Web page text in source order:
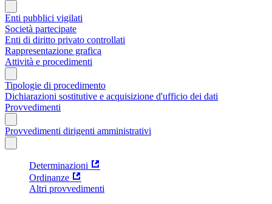
Enti pubblici vigilati
Società partecipate
Enti di diritto privato controllati
Rappresentazione grafica
Attività e procedimenti
Tipologie di procedimento
Dichiarazioni sostitutive e acquisizione d'ufficio dei dati
Provvedimenti
Provvedimenti dirigenti amministrativi
Determinazioni
Ordinanze
Altri provvedimenti